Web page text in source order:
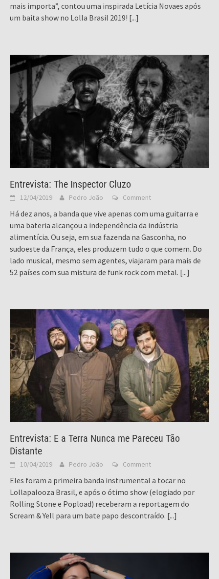
mais importa”, contou uma inspirada Letícia Novaes após
um baita show no Lolla Brasil 2019! [...]
Entrevista: The Inspector Cluzo
12/04/2019 Pedro João Comment
Há dez anos, a banda que vive apenas com uma guitarra e
uma bateria alcançou a independência da indústria
alimentícia. Ou seja, em sua fazenda na Gasconha, no
sudoeste da França, eles produzem tudo o que comem. Do
lado musical, mesmo sem agentes, viajaram para mais de
52 países com sua mistura de funk rock com metal. [...]
Entrevista: E a Terra Nunca me Pareceu Tão
Distante
10/04/2019 Pedro João Comment
Eles foram a primeira banda instrumental a tocar no
Lollapalooza Brasil, e após o ótimo show (elogiado por
Rolling Stone e Popload) receberam a reportagem do
Scream & Yell para um bate papo descontraído. [...]